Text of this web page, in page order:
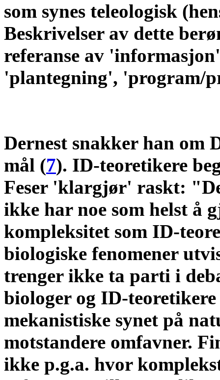
som synes teleologisk
Beskrivelser av dette
referanse av
'plantegning', 'program/
Dernest snakker han om
mål (7). ID-teoretikere
Feser 'klargjør' raskt:
ikke har noe som helst å
kompleksitet som ID-
biologiske fenomener
trenger ikke ta parti i
biologer og ID-
mekanistiske synet på
motstandere omfavner.
ikke p.g.a. hvor